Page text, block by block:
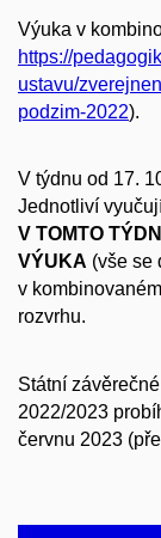
Výuka v
https://
ustavu/
podzim-2022).
V týdnu od 17.
Jednotliví
V TOMTO
VÝUKA (vše se
v
rozvrhu.
Státní
2022/2023
červnu 2023